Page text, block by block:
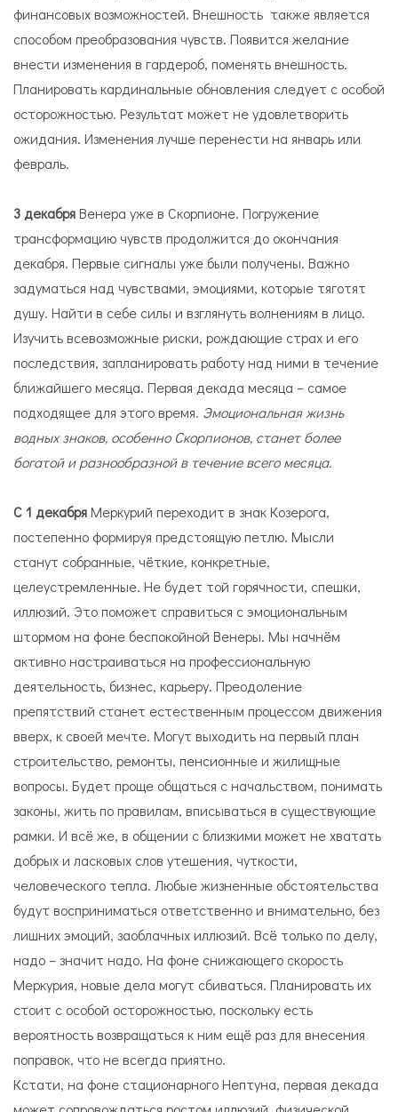
финансовых возможностей. Внешность также является
способом преобразования чувств. Появится желание
внести изменения в гардероб, поменять внешность.
Планировать кардинальные обновления следует с особой
осторожностью. Результат может не удовлетворить
ожидания. Изменения лучше перенести на январь или
февраль.
3 декабряВенера уже в Скорпионе. Погружение
трансформацию чувств продолжится до окончания
декабря. Первые сигналы уже были получены. Важно
задуматься над чувствами, эмоциями, которые тяготят
душу. Найти в себе силы и взглянуть волнениям в лицо.
Изучить всевозможные риски, рождающие страх и его
последствия, запланировать работу над ними в течение
ближайшего месяца. Первая декада месяца – самое
подходящее для этого время. Эмоциональная жизнь
водных знаков, особенно Скорпионов, станет более
богатой и разнообразной в течение всего месяца.
С 1 декабряМеркурий переходит в знак Козерога,
постепенно формируя предстоящую петлю. Мысли
станут собранные, чёткие, конкретные,
целеустремленные. Не будет той горячности, спешки,
иллюзий. Это поможет справиться с эмоциональным
штормом на фоне беспокойной Венеры. Мы начнём
активно настраиваться на профессиональную
деятельность, бизнес, карьеру. Преодоление
препятствий станет естественным процессом движения
вверх, к своей мечте. Могут выходить на первый план
строительство, ремонты, пенсионные и жилищные
вопросы. Будет проще общаться с начальством, понимать
законы, жить по правилам, вписываться в существующие
рамки. И всё же, в общении с близкими может не хватать
добрых и ласковых слов утешения, чуткости,
человеческого тепла. Любые жизненные обстоятельства
будут восприниматься ответственно и внимательно, без
лишних эмоций, заоблачных иллюзий. Всё только по делу,
надо – значит надо. На фоне снижающего скорость
Меркурия, новые дела могут сбиваться. Планировать их
стоит с особой осторожностью, поскольку есть
вероятность возвращаться к ним ещё раз для внесения
поправок, что не всегда приятно.
Кстати, на фоне стационарного Нептуна, первая декада